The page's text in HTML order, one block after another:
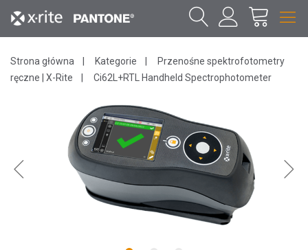
Strona główna Kategorie
Przenośne spektrofotometry
ręczne | X-Rite
Ci62L+RTL Handheld Spectrophotometer